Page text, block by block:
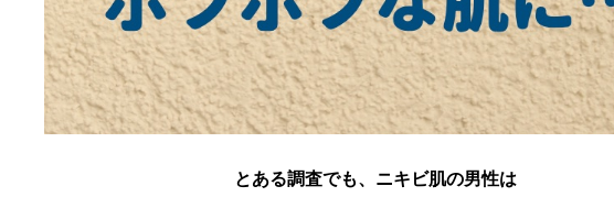
とある調査でも、ニキビ肌の男性は